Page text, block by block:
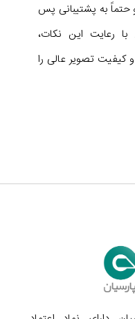
و حتماً به پشتیبانی پس
رعایت این نکات،
و کیفیت تصویر عالی را